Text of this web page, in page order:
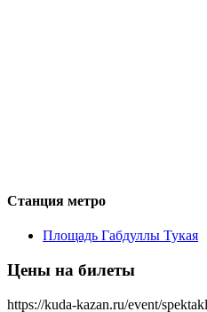
Станция метро
Площадь Габдуллы Тукая
Цены на билеты
https://kuda-kazan.ru/event/